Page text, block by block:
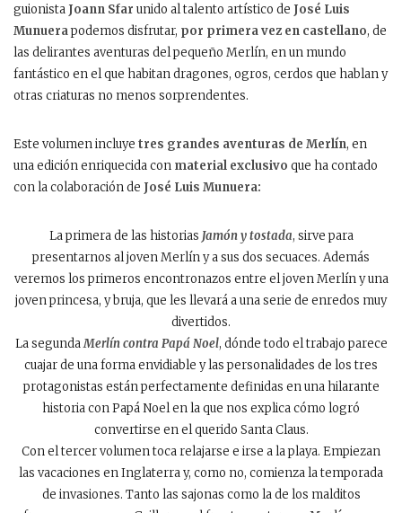
guionista Joann Sfar unido al talento artístico de José Luis
Munuerapodemos disfrutar, por primera vez en castellano, de
las delirantes aventuras del pequeño Merlín, en un mundo
fantástico en el que habitan dragones, ogros, cerdos que hablan y
otras criaturas no menos sorprendentes.
Este volumen incluye tres grandes aventuras de Merlín, en
una edición enriquecida con material exclusivo que ha contado
con la colaboración de José Luis Munuera:
La primera de las historias Jamón y tostada, sirve para
presentarnos al joven Merlín y a sus dos secuaces. Además
veremos los primeros encontronazos entre el joven Merlín y una
joven princesa, y bruja, que les llevará a una serie de enredos muy
divertidos.
La segundaMerlín contra Papá Noel, dónde todo el trabajo parece
cuajar de una forma envidiable y las personalidades de los tres
protagonistas están perfectamente definidas en una hilarante
historia con Papá Noel en la que nos explica cómo logró
convertirse en el querido Santa Claus.
Con el tercer volumen toca relajarse e irse a la playa. Empiezan
las vacaciones en Inglaterra y, como no, comienza la temporada
de invasiones. Tanto las sajonas como la de los malditos